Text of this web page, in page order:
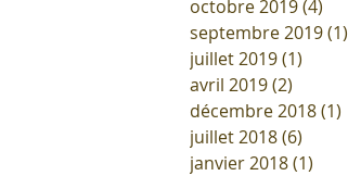
octobre 2019(4)
septembre 2019(1)
juillet 2019(1)
avril 2019(2)
décembre 2018(1)
juillet 2018(6)
janvier 2018(1)